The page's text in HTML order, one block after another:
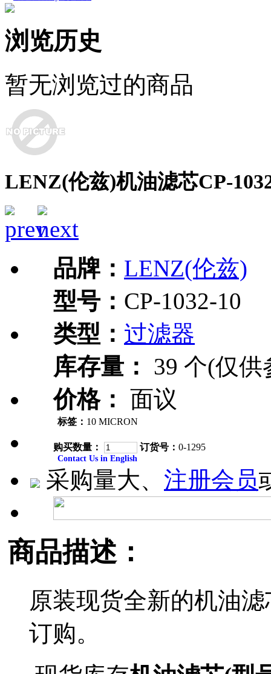
浏览历史
暂无浏览过的商品
LENZ(伦兹)机油滤芯CP-
品牌： LENZ(伦兹)
型号： CP-1032-10
类型： 过滤器
库存量：
39 个(仅供
价格： 面议
标签： 10 MICRON
购买数量： 订货号： 0-1295
Contact Us in English
采购量大、 注册会员
商品描述：
原装现货全新的机油
订购。